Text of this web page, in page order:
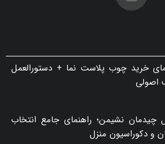
خرید چوب پلاست نما + دستورالعمل
چیدمان نشیمن؛ راهنمای جامع انتخاب
و دکوراسیون منزل